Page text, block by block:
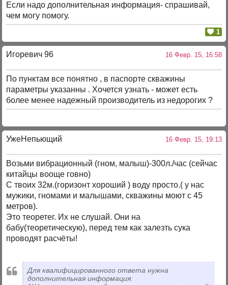
Если надо дополнительная информация- спрашивай,
чем могу помогу.
1
Игоревич 96 16 Февр. 15, 16:58
По пунктам все понятно , в паспорте скважины
параметры указанны . Хочется узнать - может есть
более менее надежный производитель из недорогих ?
УжеНепьющий 16 Февр. 15, 19:13
Возьми вибрационный (гном, малыш)-300л./час (сейчас
китайцы вооще говно)
С твоих 32м.(горизонт хороший ) воду просто.( у нас
мужики, гномами и малышами, скважины моют с 45
метров).
Это теоретег. Их не слушай. Они на
бабу(теоретическую), перед тем как залезть сука
проводят расчёты!
Для квалифицированного ответа нужна
дополнительная информация: